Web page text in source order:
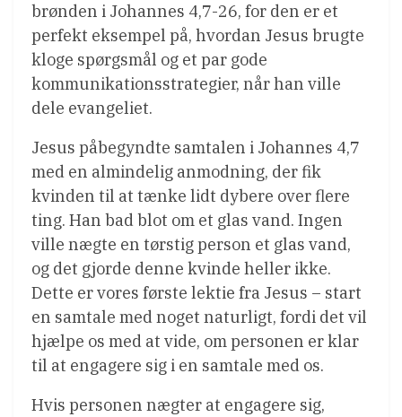
brønden i Johannes 4,7-26, for den er et
perfekt eksempel på, hvordan Jesus brugte
kloge spørgsmål og et par gode
kommunikationsstrategier, når han ville
dele evangeliet.
Jesus påbegyndte samtalen i Johannes 4,7
med en almindelig anmodning, der fik
kvinden til at tænke lidt dybere over flere
ting. Han bad blot om et glas vand. Ingen
ville nægte en tørstig person et glas vand,
og det gjorde denne kvinde heller ikke.
Dette er vores første lektie fra Jesus – start
en samtale med noget naturligt, fordi det vil
hjælpe os med at vide, om personen er klar
til at engagere sig i en samtale med os.
Hvis personen nægter at engagere sig,